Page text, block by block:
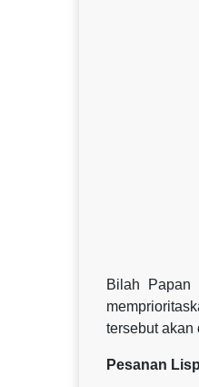
Bilah Papan
tersebut akan
Pesanan